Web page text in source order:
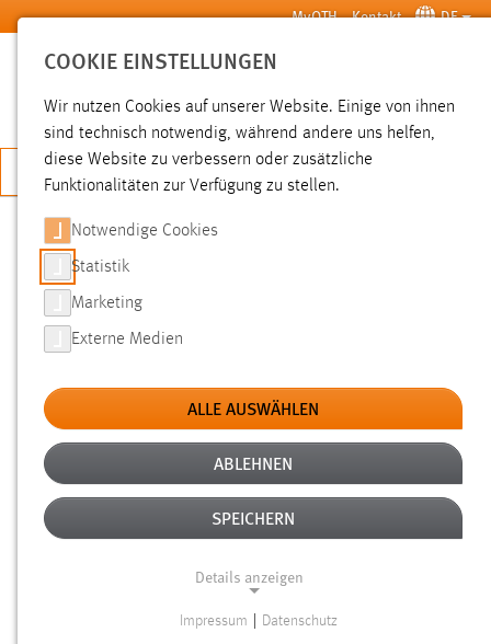
Zum Hauptinhalt springen MyOTH Kontakt DE
SUCHE
JETZT BEWERBEN
SUCHE
FILTER
Typ
Erstellungsdatum
Alter
COOKIE EINSTELLUNGEN
Wir nutzen Cookies auf unserer Website. Einige von ihnen
sind technisch notwendig, während andere uns helfen,
diese Website zu verbessern oder zusätzliche
Funktionalitäten zur Verfügung zu stellen.
Notwendige Cookies
Statistik
Marketing
Externe Medien
ALLE AUSWÄHLEN
ABLEHNEN
SPEICHERN
Details anzeigen
Impressum Datenschutz